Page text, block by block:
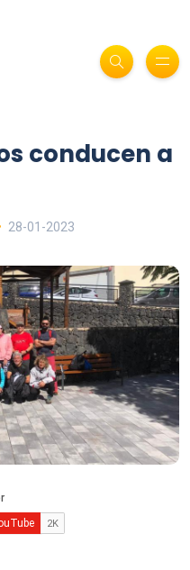
conducen a
28-01-2023